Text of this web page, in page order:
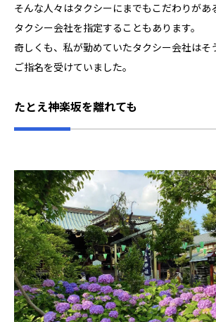
そんな人々はタクシーにまでもこだわりがあ
タクシー会社を指定することもあります。
奇しくも、私が勤めていたタクシー会社はそ
ご指名を受けていました。
たとえ神楽坂を離れても